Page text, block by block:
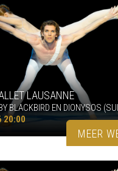
LAUSANNE
BLACKBIRD EN DIONYSOS
20:00
MEER